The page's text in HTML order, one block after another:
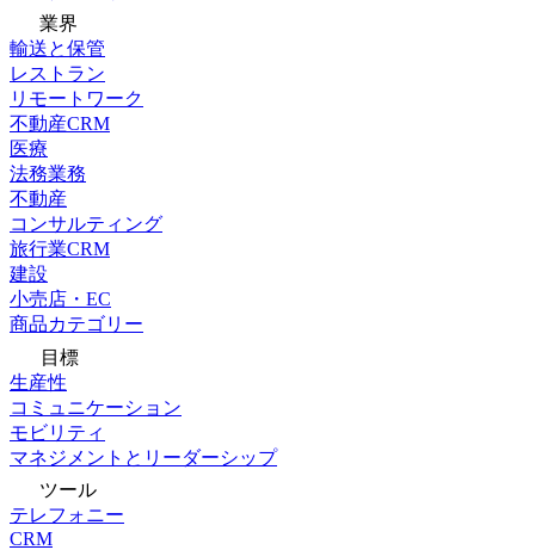
業界
輸送と保管
レストラン
リモートワーク
不動産CRM
医療
法務業務
不動産
コンサルティング
旅行業CRM
建設
小売店・EC
商品カテゴリー
目標
生産性
コミュニケーション
モビリティ
マネジメントとリーダーシップ
ツール
テレフォニー
CRM